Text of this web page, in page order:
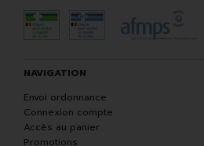
NAVIGATION
Envoi ordonnance
Connexion compte
Accès au panier
Promotions